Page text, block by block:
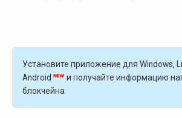
Установите приложение для Windows,
Android
и получайте информацию
блокчейна